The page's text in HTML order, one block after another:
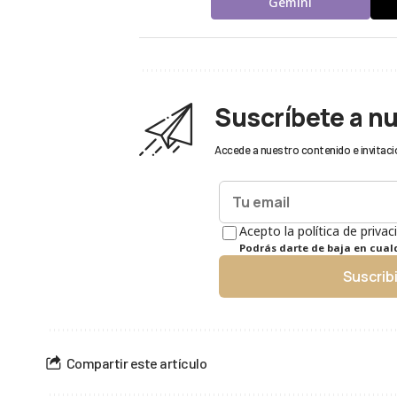
Suscríbete a
Accede a nuestro contenido e
Acepto la política de
Podrás darte de baja en
Compartir este artículo